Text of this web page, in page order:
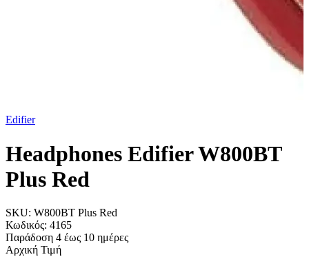
Edifier
Headphones Edifier W800BT
Plus Red
SKU: W800BT Plus Red
Κωδικός: 4165
Παράδοση 4 έως 10 ημέρες
Αρχική Τιμή